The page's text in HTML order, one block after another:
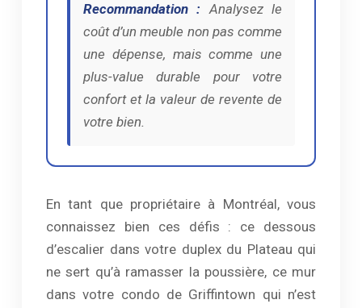
Recommandation : Analysez le
coût d’un meuble non pas comme
une dépense, mais comme une
plus-value durable pour votre
confort et la valeur de revente de
votre bien.
En tant que propriétaire à Montréal, vous
connaissez bien ces défis : ce dessous
d’escalier dans votre duplex du Plateau qui
ne sert qu’à ramasser la poussière, ce mur
dans votre condo de Griffintown qui n’est